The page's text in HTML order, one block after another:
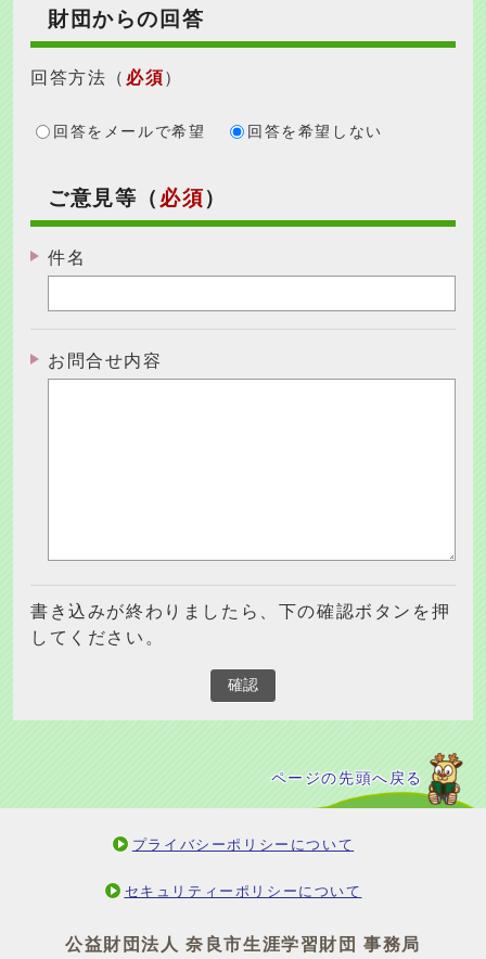
財団からの回答
回答方法 （ 必須）
回答をメールで希望 回答を希望しない
ご意見等（ 必須）
件名
お問合せ内容
書き込みが終わりましたら、下の確認ボタンを押
してください。
確認
ページの先頭へ戻る
プライバシーポリシーについて
セキュリティーポリシーについて
公益財団法人 奈良市生涯学習財団 事務局